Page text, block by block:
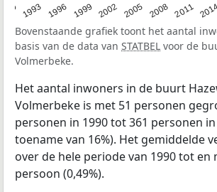
1993 1996 1999 2002 2005 2008 2011
Bovenstaande grafiek toont het aantal
basis van de data van STATBEL voor de
Volmerbeke.
Het aantal inwoners in de buurt
Volmerbeke is met 51 personen
personen in 1990 tot 361 personen
toename van 16%). Het gemiddelde
over de hele periode van 1990 tot en
persoon (0,49%).